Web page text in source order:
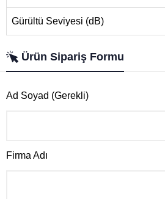
Gürültü Seviyesi (dB)
Ürün Sipariş Formu
Ad Soyad (Gerekli)
Firma Adı